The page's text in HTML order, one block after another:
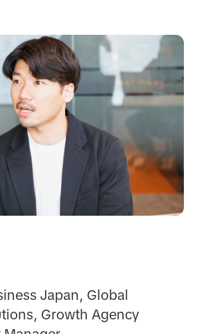
Japan, Global
Growth Agency